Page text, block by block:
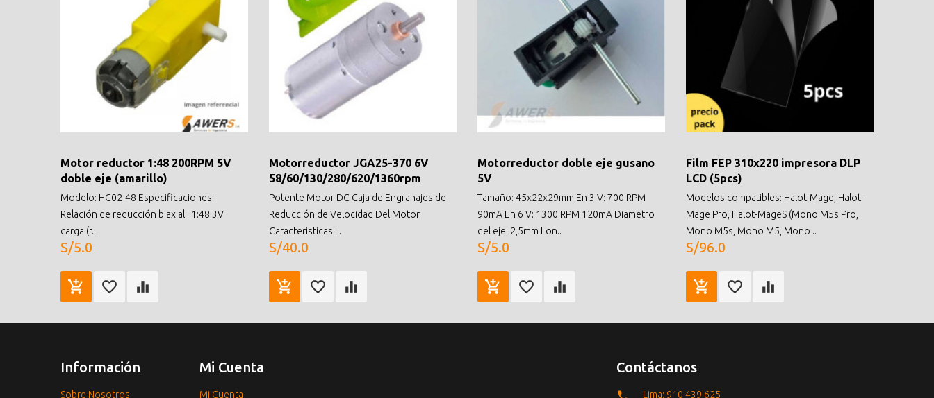
Motor reductor 1:48 200RPM 5V
doble eje (amarillo)
Modelo: HC02-48 Especificaciones:
Relación de reducción biaxial : 1:48 3V
carga (r..
S/5.0
Motorreductor JGA25-370 6V
58/60/130/280/620/1360rpm
Potente Motor DC Caja de Engranajes de
Reducción de Velocidad Del Motor
Caracteristicas: ..
S/40.0
Motorreductor doble eje gusano
5V
Tamaño: 45x22x29mm En 3 V: 700 RPM
90mA En 6 V: 1300 RPM 120mA Diametro
del eje: 2,5mm Lon..
S/5.0
Film FEP 310x220 impresora DLP
LCD (5pcs)
Modelos compatibles: Halot-Mage, Halot-
Mage Pro, Halot-MageS (Mono M5s Pro,
Mono M5s, Mono M5, Mono ..
S/96.0
Información
Sobre Nosotros
Mi Cuenta
Mi Cuenta
Contáctanos
Lima: 910 439 625